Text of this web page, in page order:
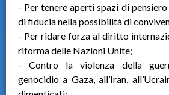
- Per tenere aperti spazi di
di fiducia nella possibilità di
- Per ridare forza al diritto
riforma delle Nazioni Unite;
- Contro la violenza della
genocidio a Gaza, all’Iran,